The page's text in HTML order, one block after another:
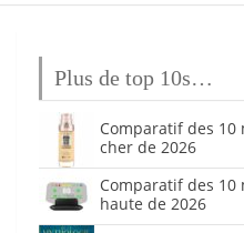
Plus de top 10s…
Comparatif des
cher de 2026
Comparatif des
haute de 2026